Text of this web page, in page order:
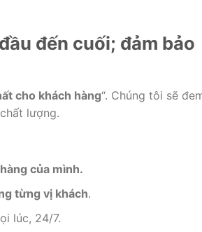
đến cuối; đảm bảo
cho khách hàng“. Chúng tôi sẽ
lượng.
của mình.
từng vị khách.
lúc, 24/7.